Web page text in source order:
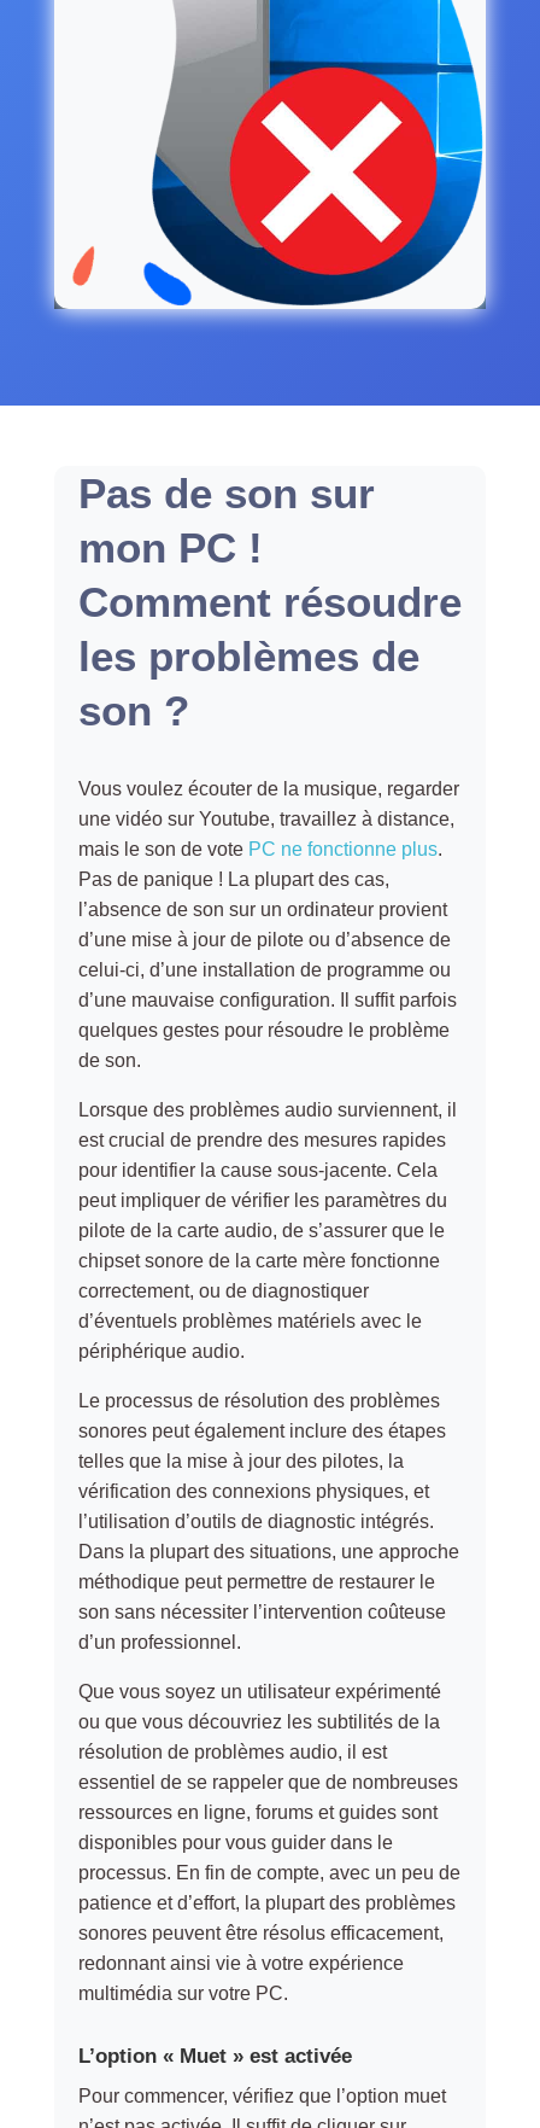
Pas de son sur
mon PC !
Comment résoudre
les problèmes de
son ?
Vous voulez écouter de la musique, regarder
une vidéo sur Youtube, travaillez à distance,
mais le son de vote PC ne fonctionne plus.
Pas de panique ! La plupart des cas,
l’absence de son sur un ordinateur provient
d’une mise à jour de pilote ou d’absence de
celui-ci, d’une installation de programme ou
d’une mauvaise configuration. Il suffit parfois
quelques gestes pour résoudre le problème
de son.
Lorsque des problèmes audio surviennent, il
est crucial de prendre des mesures rapides
pour identifier la cause sous-jacente. Cela
peut impliquer de vérifier les paramètres du
pilote de la carte audio, de s’assurer que le
chipset sonore de la carte mère fonctionne
correctement, ou de diagnostiquer
d’éventuels problèmes matériels avec le
périphérique audio.
Le processus de résolution des problèmes
sonores peut également inclure des étapes
telles que la mise à jour des pilotes, la
vérification des connexions physiques, et
l’utilisation d’outils de diagnostic intégrés.
Dans la plupart des situations, une approche
méthodique peut permettre de restaurer le
son sans nécessiter l’intervention coûteuse
d’un professionnel.
Que vous soyez un utilisateur expérimenté
ou que vous découvriez les subtilités de la
résolution de problèmes audio, il est
essentiel de se rappeler que de nombreuses
ressources en ligne, forums et guides sont
disponibles pour vous guider dans le
processus. En fin de compte, avec un peu de
patience et d’effort, la plupart des problèmes
sonores peuvent être résolus efficacement,
redonnant ainsi vie à votre expérience
multimédia sur votre PC.
L’option « Muet » est activée
Pour commencer, vérifiez que l’option muet